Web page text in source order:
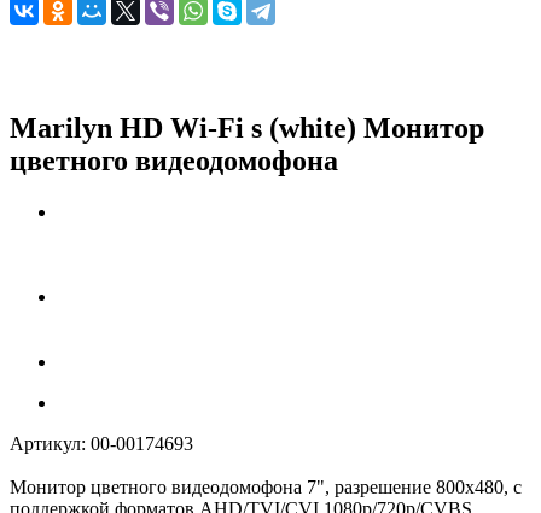
Marilyn HD Wi-Fi s (white) Монитор
цветного видеодомофона
Артикул: 00-00174693
Монитор цветного видеодомофона 7", разрешение 800х480, с
поддержкой форматов AHD/TVI/CVI 1080р/720p/CVBS